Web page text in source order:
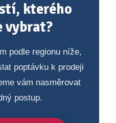
kterého
vybrat?
podle regionu níže,
poptávku k prodeji
vám nasměrovat
postup.